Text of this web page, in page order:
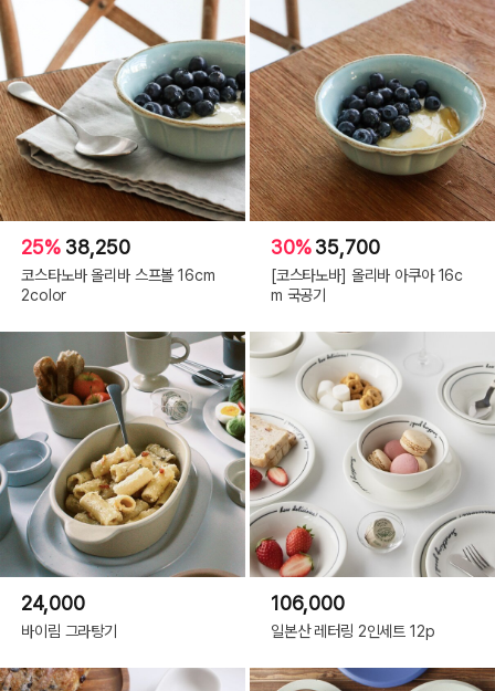
25% 38,250
코스타노바 올리바 스프볼 16cm
2color
30%35,700
[코스타노바] 올리바 아쿠아 16c
m 국공기
24,000
바이림 그라탕기
106,000
일본산 레터링 2인세트 12p